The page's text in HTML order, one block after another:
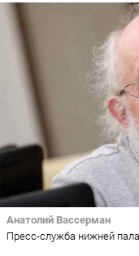
Анатолий Вассерман
Пресс-служба нижней